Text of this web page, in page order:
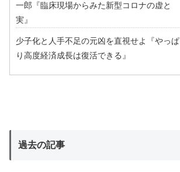
一郎『臨床現場からみた新型コロナの虚と
実』
少子化と人手不足の元凶を直視せよ『やっぱ
り高度経済成長は復活できる』
過去の記事